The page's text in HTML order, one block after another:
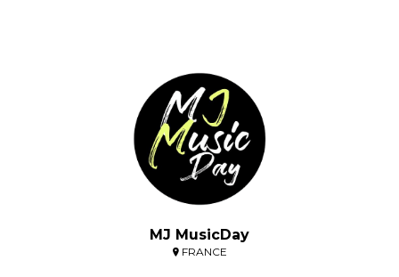
MJ MusicDay
FRANCE